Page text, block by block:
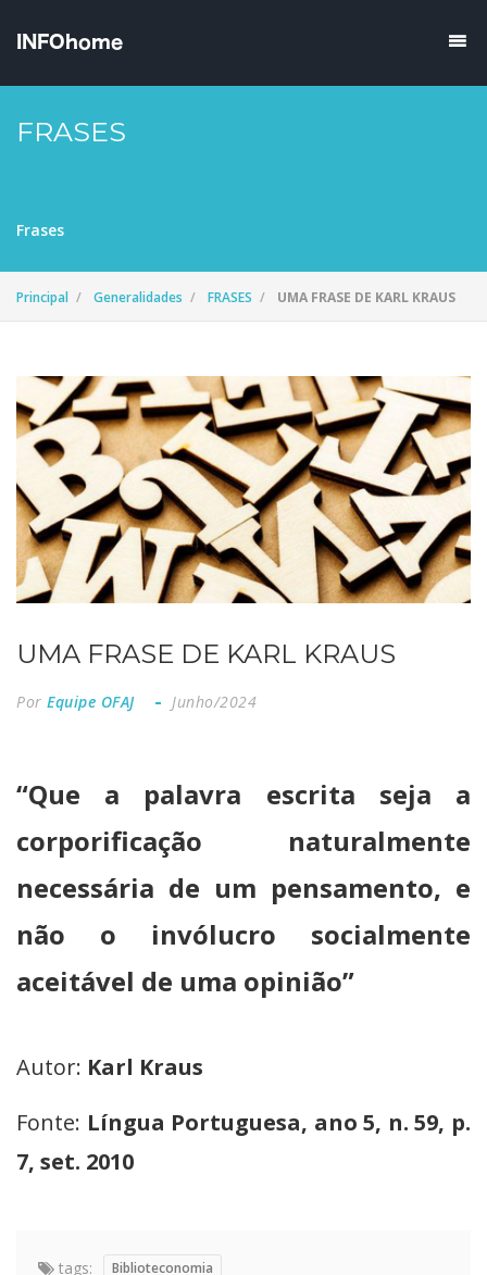
FRASES
Frases
Principal Generalidades FRASES UMA FRASE DE KARL KRAUS
UMA FRASE DE KARL KRAUS
Por Equipe OFAJ Junho/2024
“Que a palavra escrita seja a
corporificação naturalmente
necessária de um pensamento, e
não o invólucro socialmente
aceitável de uma opinião”
Autor: Karl Kraus
Fonte: Língua Portuguesa, ano 5, n. 59, p.
7, set. 2010
tags: Biblioteconomia